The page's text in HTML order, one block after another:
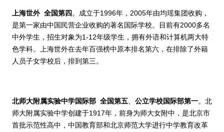
上海世外 全国第四 。成立于1996年， 2005年由均瑶集团收购，
是第一家由中国民营企业收购的著名国际学校。目前有2000多名
中外学生，招生对象为1-12年级学生，拥有外语和计算机两大特
色学科。
上海世外在去年百强榜中原本排名第六，在排除了外籍
人员子女学校后，排到第三。
北师大附属实验中学国际部 全国第五 公立学校国际部第一。北
师大附属实验中学创建于1917年，前身为师大女附中，是北京市
首批示范性高中，中国教育部和北京师范大学进行中学教育改革